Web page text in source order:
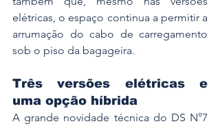
elétricas, o espaço continua a permitir a
arrumação do cabo de carregamento
sob o piso da bagageira.
Três versões elétricas e
uma opção híbrida
A grande novidade técnica do DS N°7